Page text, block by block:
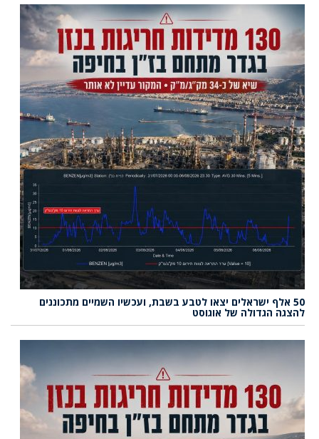
50 אלף ישראלים יצאו לטבע בשבת, ועכשיו השמיים מתכוננים
להצגה הגדולה של אוגוסט